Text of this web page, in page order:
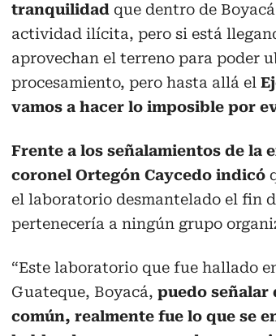
tranquilidad que dentro de
actividad ilícita, pero si está
aprovechan el terreno para poder
procesamiento, pero hasta allá el
vamos a hacer lo imposible por
Frente a los señalamientos de la
coronel Ortegón Caycedo indicó
el laboratorio desmantelado el fin
pertenecería a ningún grupo
“Este laboratorio que fue hallado
Guateque, Boyacá, puedo señalar
común, realmente fue lo que se